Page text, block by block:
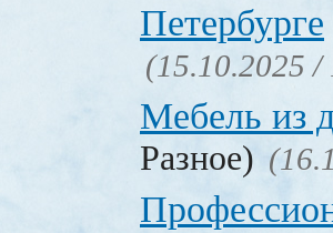
Петербурге
(15.10.2025 /
Мебель из
Разное)